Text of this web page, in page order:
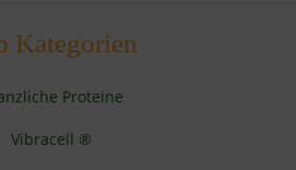
Kategorien
Proteine
Vibracell ®